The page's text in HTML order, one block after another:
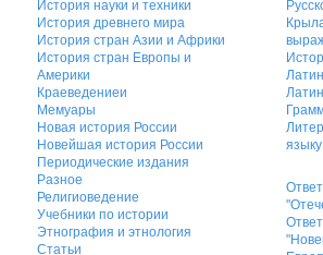
История науки и техники
История древнего мира
История стран Азии и Африки
История стран Европы и
Америки
Краеведениеи
Мемуары
Новая история России
Новейшая история России
Периодические издания
Разное
Религиоведение
Учебники по истории
Этнография и этнология
Статьи
языку